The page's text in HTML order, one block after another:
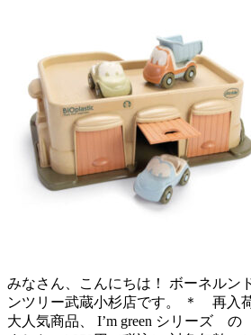
みなさん、こんにちは！ ボーネルン
ンツリー武蔵小杉店です。 ＊ 再入
大人気商品、 I’m green シリーズ